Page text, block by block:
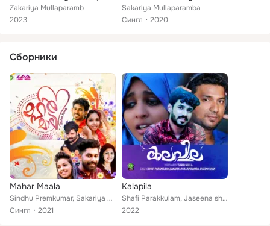
Zakariya Mullaparamb
2023
Sakariya Mullaparamba
Сингл
2020
Сборники
Mahar Maala
Sindhu Premkumar, Sakariya Mullaparamba
Сингл
2021
Kalapila
Shafi Parakkulam, Jaseena shan, Sakariya Mullaparamba
2022